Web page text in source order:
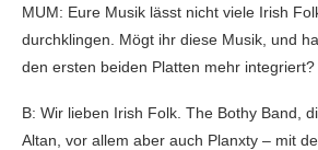
MUM: Eure Musik lässt nicht viele Irish
durchklingen. Mögt ihr diese Musik, und
den ersten beiden Platten mehr integriert?
B: Wir lieben Irish Folk. The Bothy Band,
Altan, vor allem aber auch Planxty – mit